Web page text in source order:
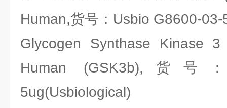
Human,货号：Usbio G8600-
Glycogen Synthase Kinase 3
Human (GSK3b),货号：
5ug(Usbiological)